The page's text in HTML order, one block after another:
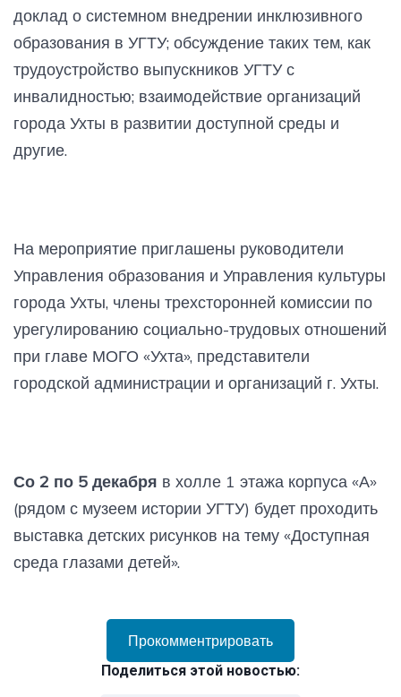
доклад о системном внедрении инклюзивного
образования в УГТУ; обсуждение таких тем, как
трудоустройство выпускников УГТУ с
инвалидностью; взаимодействие организаций
города Ухты в развитии доступной среды и
другие.
На мероприятие приглашены руководители
Управления образования и Управления культуры
города Ухты, члены трехсторонней комиссии по
урегулированию социально-трудовых отношений
при главе МОГО «Ухта», представители
городской администрации и организаций г. Ухты.
Со 2 по 5 декабря в холле 1 этажа корпуса «А»
(рядом с музеем истории УГТУ) будет проходить
выставка детских рисунков на тему «Доступная
среда глазами детей».
Прокомментрировать
Поделиться этой новостью: